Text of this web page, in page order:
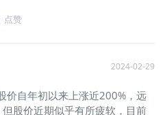
点赞
2024-02-29
价自年初以来上涨近200%，远
股价近期似乎有所疲软，目前